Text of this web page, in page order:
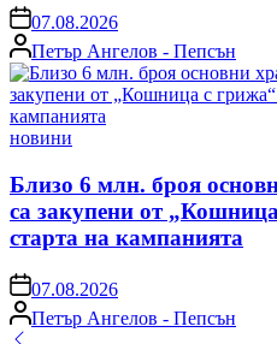
on07.08.2026
Posted
by
Петър Ангелов - Пепсън
Posted
новини
Близо 6 млн. броя
са закупени от
старта на кампанията
on07.08.2026
Posted
by
Петър Ангелов - Пепсън